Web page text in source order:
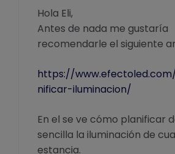
Hola Eli,
Antes de nada me gustaría
recomendarle el siguiente
https://
nificar-iluminacion/
En el se ve cómo planificar
sencilla la iluminación de
estancia.